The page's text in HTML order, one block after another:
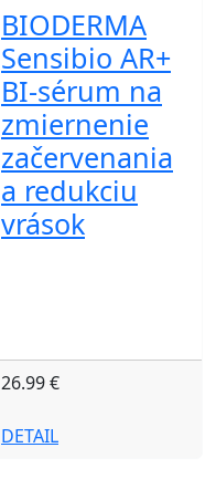
BIODERMA
Sensibio AR+
BI-sérum na
zmiernenie
začervenania
a redukciu
vrások
26.99 €
DETAIL